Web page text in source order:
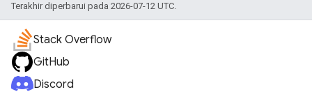
Terakhir diperbarui pada 2026-07-12 UTC.
Stack Overflow
GitHub
Discord